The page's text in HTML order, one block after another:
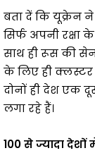
बता दें कि यूक्रेन
सिर्फ अपनी रक्षा
साथ ही रूस की
के लिए ही
दोनों ही देश एक
लगा रहे हैं।
100 से ज्यादा देशों